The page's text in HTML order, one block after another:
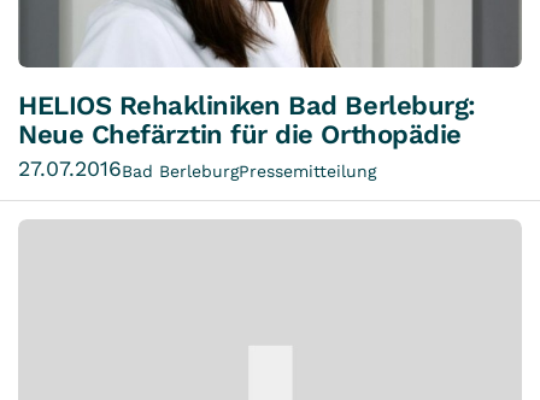
HELIOS Rehakliniken Bad Berleburg:
Neue Chefärztin für die Orthopädie
27.07.2016Bad BerleburgPressemitteilung